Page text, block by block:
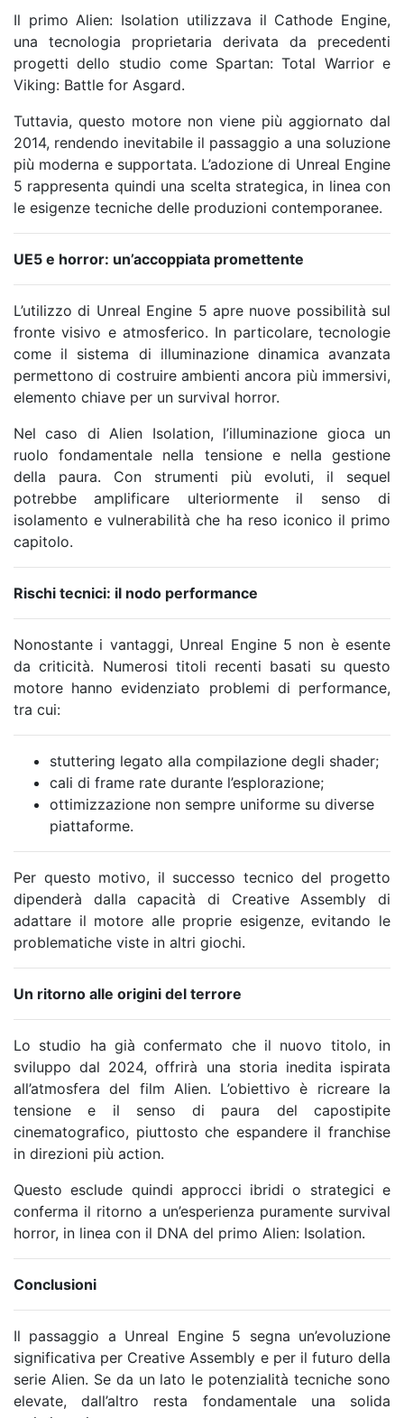
Il primo Alien: Isolation utilizzava il Cathode Engine,
una tecnologia proprietaria derivata da precedenti
progetti dello studio come Spartan: Total Warriore
Viking: Battle for Asgard.
Tuttavia, questo motore non viene più aggiornato dal
2014, rendendo inevitabile il passaggio a una soluzione
più moderna e supportata. L’adozione di Unreal Engine
5 rappresenta quindi una scelta strategica, in linea con
le esigenze tecniche delle produzioni contemporanee.
UE5 e horror: un’accoppiata promettente
L’utilizzo di Unreal Engine 5 apre nuove possibilità sul
fronte visivo e atmosferico. In particolare, tecnologie
come il sistema di illuminazione dinamica avanzata
permettono di costruire ambienti ancora più immersivi,
elemento chiave per un survival horror.
Nel caso di Alien Isolation, l’illuminazione gioca un
ruolo fondamentale nella tensione e nella gestione
della paura. Con strumenti più evoluti, il sequel
potrebbe amplificare ulteriormente il senso di
isolamento e vulnerabilità che ha reso iconico il primo
capitolo.
Rischi tecnici: il nodo performance
Nonostante i vantaggi, Unreal Engine 5 non è esente
da criticità. Numerosi titoli recenti basati su questo
motore hanno evidenziato problemi di performance,
tra cui:
stuttering legato alla compilazione degli shader;
cali di frame rate durante l’esplorazione;
ottimizzazione non sempre uniforme su diverse
piattaforme.
Per questo motivo, il successo tecnico del progetto
dipenderà dalla capacità di Creative Assembly di
adattare il motore alle proprie esigenze, evitando le
problematiche viste in altri giochi.
Un ritorno alle origini del terrore
Lo studio ha già confermato che il nuovo titolo, in
sviluppo dal 2024, offrirà una storia inedita ispirata
all’atmosfera del film Alien. L’obiettivo è ricreare la
tensione e il senso di paura del capostipite
cinematografico, piuttosto che espandere il franchise
in direzioni più action.
Questo esclude quindi approcci ibridi o strategici e
conferma il ritorno a un’esperienza puramente survival
horror, in linea con il DNA del primo Alien: Isolation.
Conclusioni
Il passaggio a Unreal Engine 5 segna un’evoluzione
significativa per Creative Assembly e per il futuro della
serie Alien. Se da un lato le potenzialità tecniche sono
elevate, dall’altro resta fondamentale una solida